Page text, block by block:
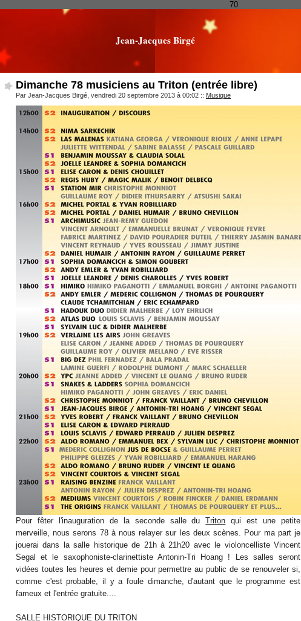
70
Jean-Jacques Birgé
Dimanche 78 musiciens au Triton (entrée libre)
Par Jean-Jacques Birgé, vendredi 20 septembre 2013 à 00:02 :: Musique
Pour fêter l'inauguration de la seconde salle duTriton qui est une petite
merveille, nous serons 78 à nous relayer sur les deux scènes. Pour ma part je
jouerai dans la salle historique de 21h à 21h20 avec le violoncelliste Vincent
Segal et le saxophoniste-clarinettiste Antonin-Tri Hoang ! Les salles seront
vidées toutes les heures et demie pour permettre au public de se renouveler si,
comme c'est probable, il y a foule dimanche, d'autant que le programme est
fameux et l'entrée gratuite....
SALLE HISTORIQUE DU TRITON